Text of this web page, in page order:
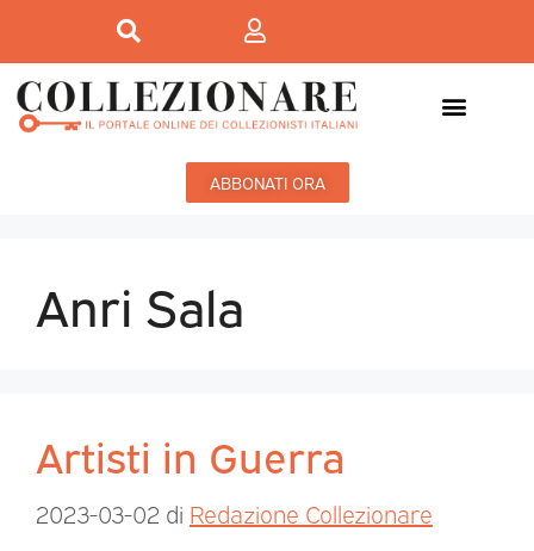
ABBONATI ORA
Anri Sala
Artisti in Guerra
2023-03-02 di Redazione Collezionare